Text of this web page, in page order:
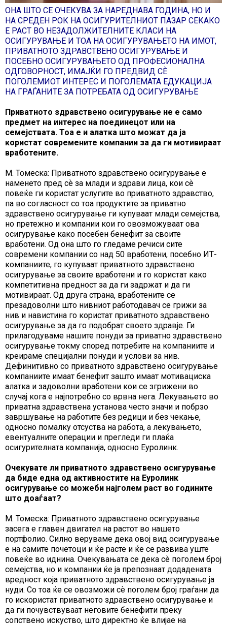
ОНА ШТО СЕ ОЧЕКУВА ЗА НАРЕДНАВА ГОДИНА, НО И
НА СРЕДЕН РОК НА ОСИГУРИТЕЛНИОТ ПАЗАР СЕКАКО
Е РАСТ ВО НЕЗАДОЛЖИТЕЛНИТЕ КЛАСИ НА
ОСИГУРУВАЊЕ И ТОА НА ОСИГУРУВАЊЕТО НА ИМОТ,
ПРИВАТНОТО ЗДРАВСТВЕНО ОСИГУРУВАЊЕ И
ПОСЕБНО ОСИГУРУВАЊЕТО ОД ПРОФЕСИОНАЛНА
ОДГОВОРНОСТ, ИМАЈЌИ ГО ПРЕДВИД СÈ
ПОГОЛЕМИОТ ИНТЕРЕС И ПОГОЛЕМАТА ЕДУКАЦИЈА
НА ГРАЃАНИТЕ ЗА ПОТРЕБАТА ОД ОСИГУРУВАЊЕ
Приватното здравствено осигурување не е само
предмет на интерес на поединецот или на
семејствата. Тоа е и алатка што можат да ја
користат современите компании за да ги мотивираат
вработените.
М. Томеска: Приватното здравствено осигурување е
наменето пред сѐ за млади и здрави лица, кои сѐ
повеќе ги користат услугите во приватното здравство,
па во согласност со тоа продуктите за приватно
здравствено осигурување ги купуваат млади семејства,
но претежно и компании кои го овозможуваат ова
осигурување како посебен бенефит за своите
вработени. Од она што го гледаме речиси сите
современи компании со над 50 вработени, посебно ИТ-
компаниите, го купуваат приватното здравствено
осигурување за своите вработени и го користат како
компетитивна предност за да ги задржат и да ги
мотивираат. Од друга страна, вработените се
презадоволни што нивниот работодавач се грижи за
нив и навистина го користат приватното здравствено
осигурување за да го подобрат своето здравје. Ги
прилагодуваме нашите понуди за приватно здравствено
осигурување токму според потребите на компаниите и
креираме специјални понуди и услови за нив.
Дефинитивно со приватното здравствено осигурување
компаниите имаат бенефит зашто имаат мотивациска
алатка и задоволни вработени кои се згрижени во
случај кога е најпотребно со врвна нега. Лекувањето во
приватна здравствена установа често значи и побрзо
завршување на работите без редици и без чекање,
односно помалку отсуства на работа, а лекувањето,
евентуалните операции и прегледи ги плаќа
осигурителната компанија, односно Еуролинк.
Очекувате ли приватното здравствено осигурување
да биде една од активностите на Еуролинк
осигурување со можеби најголем раст во годините
што доаѓаат?
М. Томеска: Приватното здравствено осигурување
засега е главен двигател на растот во нашето
портфолио. Силно веруваме дека овој вид осигурување
е на самите почетоци и ќе расте и ќе се развива уште
повеќе во иднина. Очекувањата се дека сѐ поголем број
семејства, но и компании ќе ја препознаат додадената
вредност која приватното здравствено осигурување ја
нуди. Со тоа ќе се овозможи сѐ поголем број граѓани да
го искористат приватното здравствено осигурување и
да ги почувствуваат неговите бенефити преку
сопствено искуство, што директно ќе влијае на